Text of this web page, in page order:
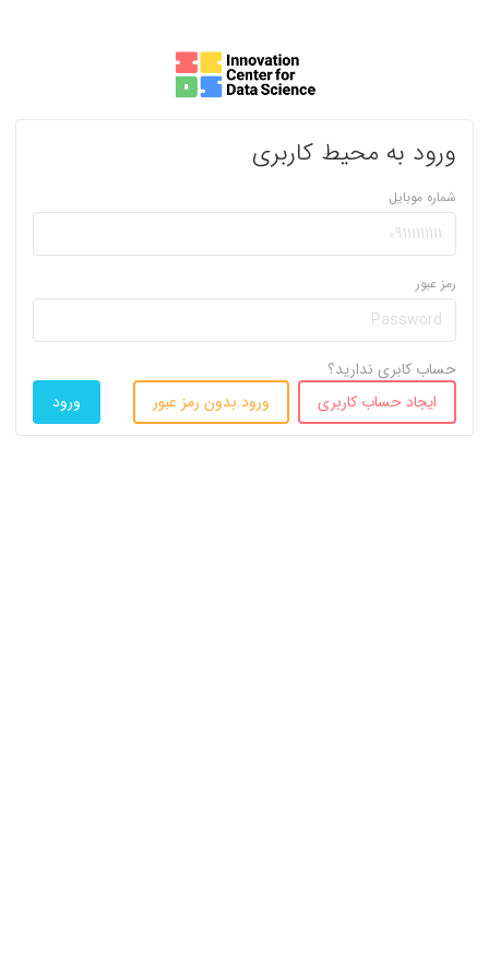
ورود به محیط کاربری
شماره موبایل
رمز عبور
حساب کابری ندارید؟
ایجاد حساب کاربری
ورود بدون رمز عبور ورود